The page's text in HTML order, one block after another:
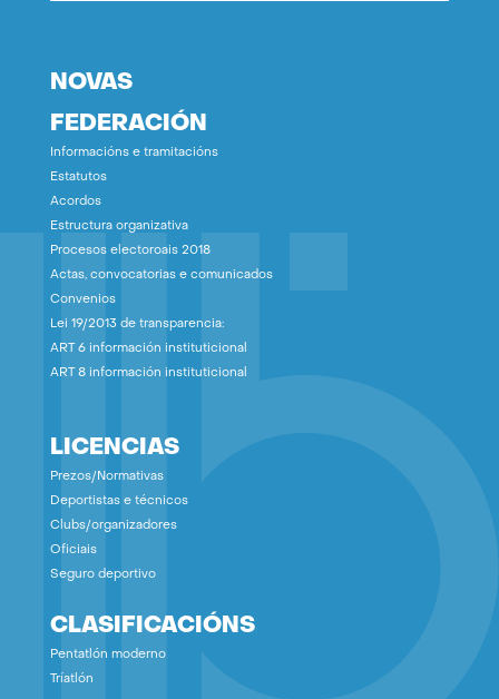
NOVAS
FEDERACIÓN
Informacións e tramitacións
Estatutos
Acordos
Estructura organizativa
Procesos electoroais 2018
Actas, convocatorias e comunicados
Convenios
Lei 19/2013 de transparencia:
ART 6 información instituticional
ART 8 información instituticional
LICENCIAS
Prezos/Normativas
Deportistas e técnicos
Clubs/organizadores
Oficiais
Seguro deportivo
CLASIFICACIÓNS
Pentatlón moderno
Tríatlón